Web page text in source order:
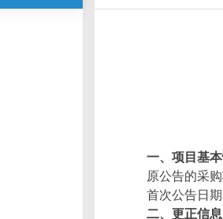
一、项目基
原公告的采
首次公告日期
二、更正信息